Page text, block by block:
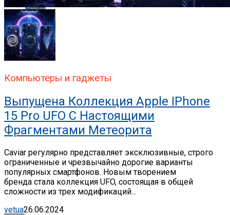
Email
Компьютеры и гаджеты
Выпущена Коллекция Apple IPhone
15 Pro UFO С Настоящими
Фрагментами Метеорита
Caviar регулярно представляет эксклюзивные, строго
ограниченные и чрезвычайно дорогие варианты
популярных смартфонов. Новым творением
бренда стала коллекция UFO, состоящая в общей
сложности из трех модификаций...
vetua26.06.2024